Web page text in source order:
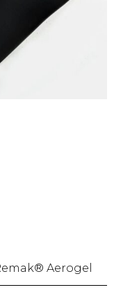
Aerogel